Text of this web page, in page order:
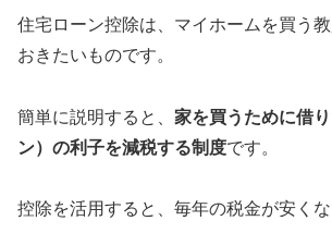
住宅ローン控除は、マイホームを買う
おきたいものです。
簡単に説明すると、 家を買うために借
ン）の利子を減税する制度です。
控除を活用すると、毎年の税金が安くな